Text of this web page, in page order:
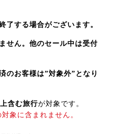
了する場合がございます。
せん。他のセール中は受付
のお客様は”対象外”となり
含む旅行が対象です。
象に含まれません。